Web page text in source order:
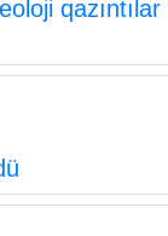
qazıntılar